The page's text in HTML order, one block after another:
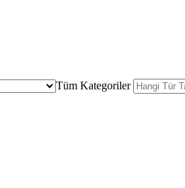
Tüm Kategoriler